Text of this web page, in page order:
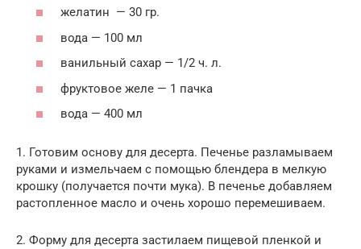
желатин — 30 гр.
вода — 100 мл
ванильный сахар — 1/2 ч. л.
фруктовое желе — 1 пачка
вода — 400 мл
1. Готовим основу для десерта. Печенье разламываем
руками и измельчаем с помощью блендера в мелкую
крошку (получается почти мука). В печенье добавляем
растопленное масло и очень хорошо перемешиваем.
2. Форму для десерта застилаем пищевой пленкой и